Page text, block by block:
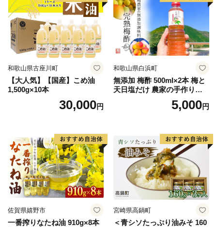
和歌山県古座川町
【大人気】【国産】こめ油
1,500g×10本
30,000円
和歌山県白浜町
無添加 梅酢 500ml×2本 梅と
天日塩だけ 農家の手作り完
5,000円
佐賀県嬉野市
一番搾りなたね油 910g×8本
宮崎県高鍋町
＜青シソたっぷり油みそ 160